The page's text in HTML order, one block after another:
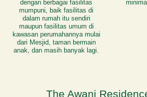
dengan berbagai fasilitas
mumpuni, baik fasilitas di
dalam rumah itu sendiri
maupun fasilitas umum di
kawasan perumahannya mulai
dari Mesjid, taman bermain
anak, dan masih banyak lagi.
The Awani